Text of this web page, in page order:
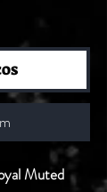
Muted